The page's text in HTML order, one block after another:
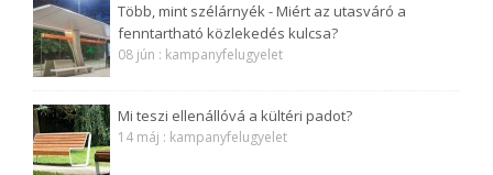
Több, mint szélárnyék - Miért az utasváró a
fenntartható közlekedés kulcsa?
08 jún : kampanyfelugyelet
Mi teszi ellenállóvá a kültéri padot?
14 máj : kampanyfelugyelet